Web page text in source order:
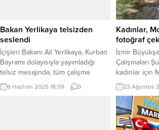
Sorumlu Genel Başkan Yardımcısı
Erhan Adem, CHP...
üretiminin
alternatif gelir
artırılması
üreticiye
Bakan Yerlikaya telsizden
seslendi
İçişleri Bakanı Ali Yerlikaya, Kurban
Bayramı dolayısıyla yayımladığı
telsiz mesajında, tüm çalışma
arkadaşlarının ve vatandaşların
bayramını kutlayarak, “Rabbim
6 Haziran 2025 18:59 0
Kadınlar,
fotoğraf
İzmir
Çalışmaları
kadınlar için
Fotoğrafçılık
Kursa
Eylül tarihine
Kadınlara
23 Ağustos